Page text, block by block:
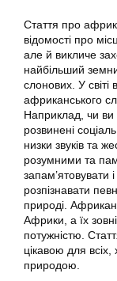
Стаття про
відомості про
але й викличе
найбільший
слонових. У світі
африканського
Наприклад, чи
розвинені
низки звуків та
розумними та
запам’ятовувати
розпізнавати
природі.
Африки, а їх
потужністю.
цікавою для всіх,
природою.